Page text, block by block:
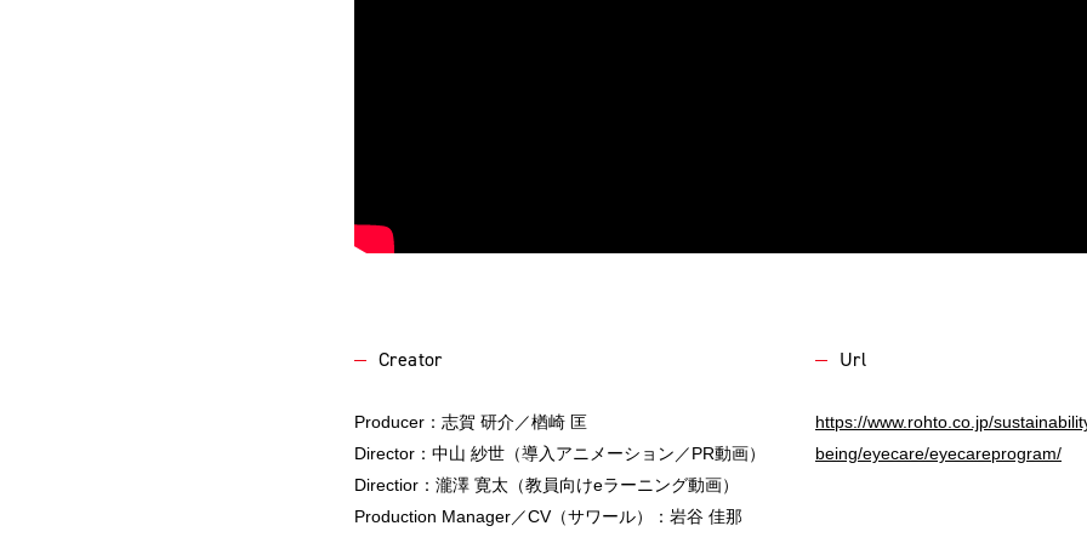
Creator
Producer：志賀 研介／楢崎 匡
Director：中山 紗世（導入アニメーション／PR動画）
Directior：瀧澤 寛太（教員向けeラーニング動画）
Production Manager／CV（サワール）：岩谷 佳那
Url
https://www.rohto.co.jp/
being/eyecare/eyecareprogram/